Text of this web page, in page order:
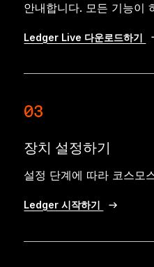
안내합니다. 모든 기능이
Ledger Live 다운로드하기
03
장치 설정하기
설정 단계에 따라 코스모
Ledger 시작하기